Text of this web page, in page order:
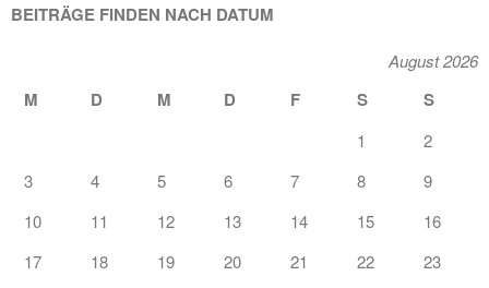
BEITRÄGE FINDEN NACH DATUM
August 2026
M D M D F S S
1
2
3
4 5 6 7 8
9
10
11 12 13 14 15
16
17
18 19 20 21 22 23